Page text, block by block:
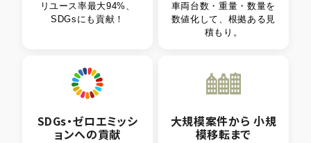
リユース率最大94%、
SDGsにも貢献！
車両台数・重量・数量を
数値化して、根拠ある見
積もり。
SDGs・ゼロエミッシ
ョンへの貢献
大規模案件から 小規
模移転まで